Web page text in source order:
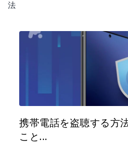
法
携帯電話を盗聴する方
こと...